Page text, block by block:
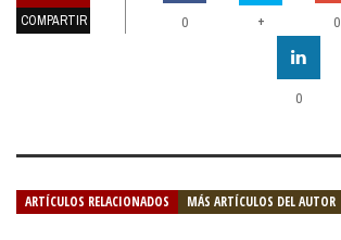
COMPARTIR 0 + 0
0
ARTÍCULOS RELACIONADOS MÁS ARTÍCULOS DEL AUTOR